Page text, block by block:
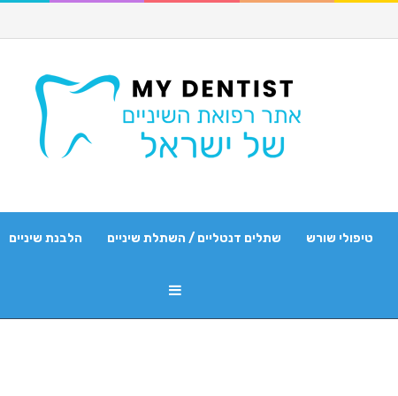
טיפולי שורש שתלים דנטליים / השתלת שיניים הלבנת שיניים